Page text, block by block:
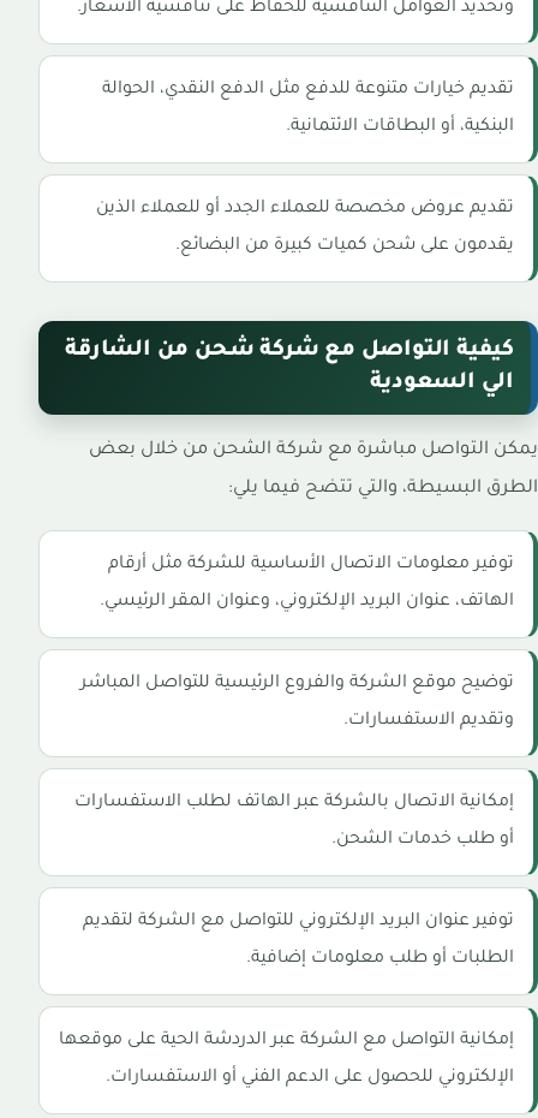
وتحديد العوامل التنافسية للحفاظ على تنافسية الأسعار.
تقديم خيارات متنوعة للدفع مثل الدفع النقدي، الحوالة
البنكية، أو البطاقات الائتمانية.
تقديم عروض مخصصة للعملاء الجدد أو للعملاء الذين
يقدمون على شحن كميات كبيرة من البضائع.
كيفية التواصل مع شركة شحن من الشارقة
الي السعودية
يمكن التواصل مباشرة مع شركة الشحن من خلال بعض
الطرق البسيطة، والتي تتضح فيما يلي:
توفير معلومات الاتصال الأساسية للشركة مثل أرقام
الهاتف، عنوان البريد الإلكتروني، وعنوان المقر الرئيسي.
توضيح موقع الشركة والفروع الرئيسية للتواصل المباشر
وتقديم الاستفسارات.
إمكانية الاتصال بالشركة عبر الهاتف لطلب الاستفسارات
أو طلب خدمات الشحن.
توفير عنوان البريد الإلكتروني للتواصل مع الشركة لتقديم
الطلبات أو طلب معلومات إضافية.
إمكانية التواصل مع الشركة عبر الدردشة الحية على موقعها
الإلكتروني للحصول على الدعم الفني أو الاستفسارات.